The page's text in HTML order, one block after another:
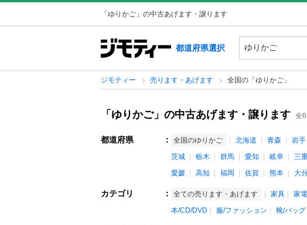
「ゆりかご」の中古あげます・譲ります
都道府県選択
ジモティー 売ります・あげます 全国の「ゆりかご」
「ゆりかご」の中古あげます・譲ります 全
都道府県 ： 全国のゆりかご 北海道 青森 岩手
茨城
栃木 群馬 愛知 岐阜 三
愛媛
高知 福岡 佐賀 熊本 大
カテゴリ ： 全ての売ります・あげます 家具 家電
本/CD/DVD
服/ファッション 靴/バッグ